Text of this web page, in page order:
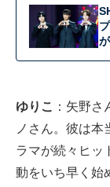
ゆりこ
：矢野
ノさん。彼は本
ラマが続々ヒッ
動をいち早く始